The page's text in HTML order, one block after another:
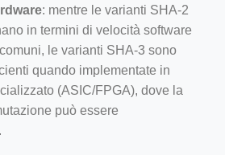
: mentre le varianti SHA-2
in termini di velocità software
le varianti SHA-3 sono
quando implementate in
(ASIC/FPGA), dove la
può essere